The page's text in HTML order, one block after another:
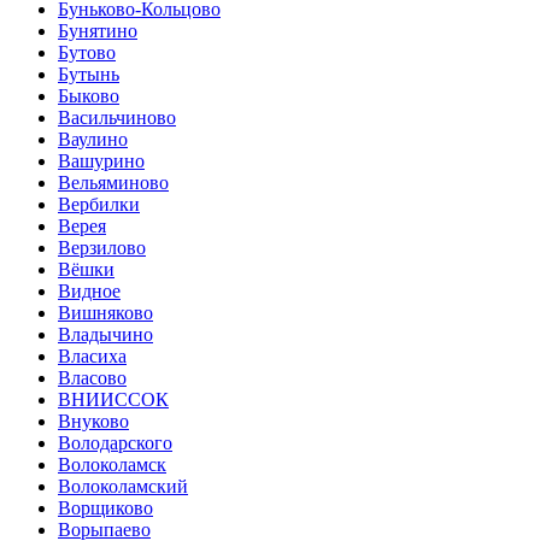
Буньково-Кольцово
Бунятино
Бутово
Бутынь
Быково
Васильчиново
Ваулино
Вашурино
Вельяминово
Вербилки
Верея
Верзилово
Вёшки
Видное
Вишняково
Владычино
Власиха
Власово
ВНИИССОК
Внуково
Володарского
Волоколамск
Волоколамский
Ворщиково
Ворыпаево